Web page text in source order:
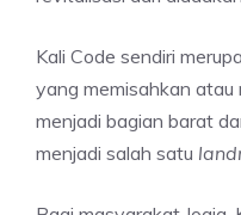
Kali Code sendiri
yang memisahkan
menjadi bagian barat
menjadi salah satu